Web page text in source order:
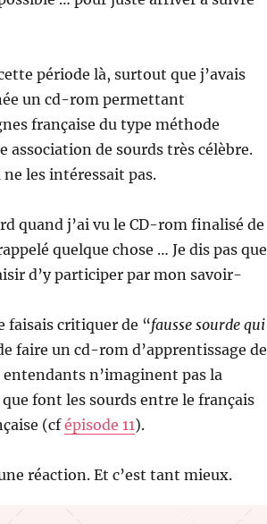
période là, surtout que j’avais
un cd-rom permettant
française du type méthode
association de sourds très célèbre.
les intéressait pas.
quand j’ai vu le CD-rom finalisé de
quelque chose … Je dis pas que
d’y participer par mon savoir-
faisais critiquer de “fausse sourde qui
faire un cd-rom d’apprentissage de
entendants n’imaginent pas la
font les sourds entre le français
(cfépisode 11).
réaction. Et c’est tant mieux.